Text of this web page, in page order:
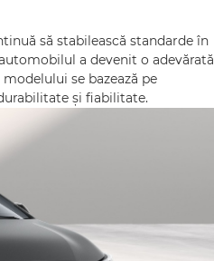
să stabilească standarde în
a devenit o adevărată
se bazează pe
și fiabilitate.